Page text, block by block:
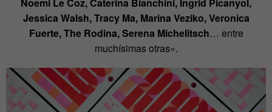
Noemi Le Coz, Caterina Bianchini, Ingrid Picanyol,
Jessica Walsh, Tracy Ma, Marina Veziko, Veronica
Fuerte, The Rodina, Serena Michelitsch… entre
muchísimas otras».